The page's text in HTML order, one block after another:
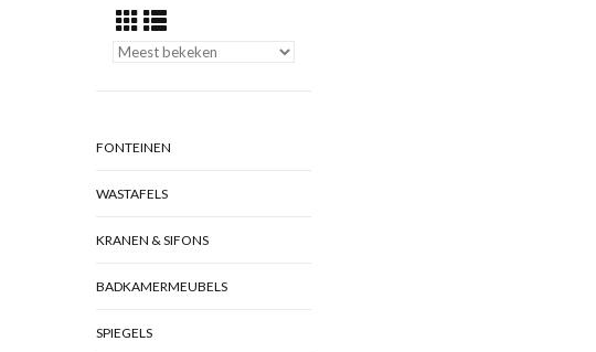
FONTEINEN
WASTAFELS
KRANEN & SIFONS
BADKAMERMEUBELS
SPIEGELS